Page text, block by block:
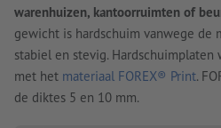
warenhuizen, kantoorruimten of
gewicht is hardschuim vanwege de
stabiel en stevig.
met het materiaal FOREX® Print.
de diktes 5 en 10 mm.